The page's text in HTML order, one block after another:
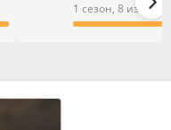
1 сезон, 8 из 9